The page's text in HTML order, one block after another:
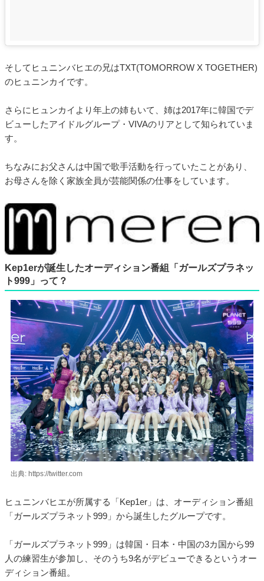
そしてヒュニンバヒエの兄はTXT(TOMORROW X TOGETHER)
のヒュニンカイです。
さらにヒュンカイより年上の姉もいて、姉は2017年に韓国でデ
ビューしたアイドルグループ・VIVAのリアとして知られていま
す。
ちなみにお父さんは中国で歌手活動を行っていたことがあり、
お母さんを除く家族全員が芸能関係の仕事をしています。
Kep1erが誕生したオーディション番組「ガールズプラネッ
ト999」って？
出典: https://twitter.com
ヒュニンバヒエが所属する「Kep1er」は、オーディション番組
「ガールズプラネット999」から誕生したグループです。
「ガールズプラネット999」は韓国・日本・中国の3カ国から99
人の練習生が参加し、そのうち9名がデビューできるというオー
ディション番組。